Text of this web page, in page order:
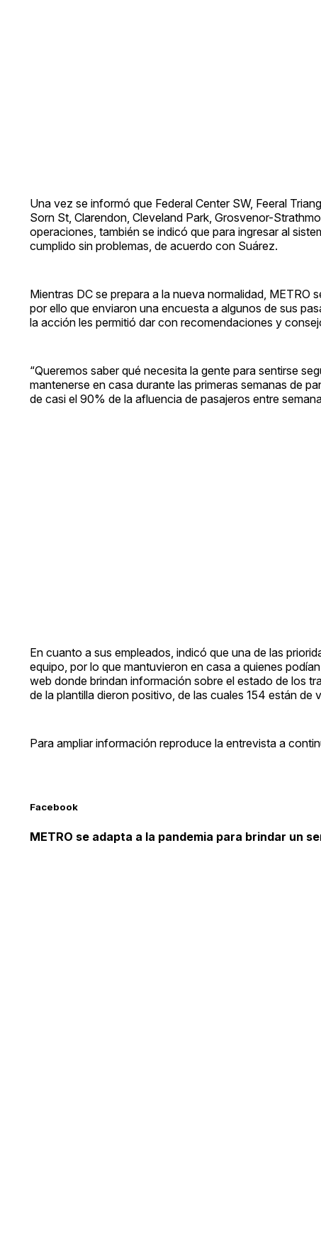
Una vez se informó que Federal Center SW, Feeral
Sorn St, Clarendon, Cleveland Park, Grosvenor-
operaciones, también se indicó que para ingresar al
cumplido sin problemas, de acuerdo con Suárez.
Mientras DC se prepara a la nueva normalidad, METRO
por ello que enviaron una encuesta a algunos de sus
la acción les permitió dar con recomendaciones y
“Queremos saber qué necesita la gente para sentirse
mantenerse en casa durante las primeras semanas de
de casi el 90% de la afluencia de pasajeros entre
En cuanto a sus empleados, indicó que una de las
equipo, por lo que mantuvieron en casa a quienes
web donde brindan información sobre el estado de los
de la plantilla dieron positivo, de las cuales 154 están de
Para ampliar información reproduce la entrevista a
Facebook
METRO se adapta a la pandemia para brindar un